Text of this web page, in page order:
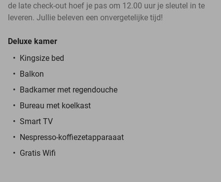
de late check-out hoef je pas om 12.00 uur je sleutel in te
leveren. Jullie beleven een onvergetelijke tijd!
Deluxe kamer
Kingsize bed
Balkon
Badkamer met regendouche
Bureau met koelkast
Smart TV
Nespresso-koffiezetapparaaat
Gratis Wifi